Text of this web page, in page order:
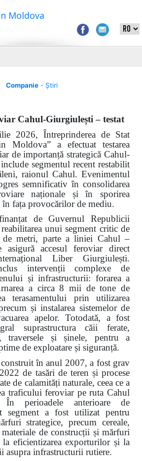
Moldova
Companie- Știri
Cahul-Giurgiulești – testat
2026, Întreprinderea de Stat
Moldova” a efectuat testarea
de importanță strategică Cahul-
segmentul recent restabilit
raionul Cahul. Evenimentul
semnificativ în consolidarea
naționale și în sporirea
în fața provocărilor de mediu.
de Guvernul Republicii
unui segment critic de
metri, parte a liniei Cahul –
asigură accesul feroviar direct
Liber Giurgiulești.
intervenții complexe de
și infrastructurii: forarea a
a circa 8 mii de tone de
terasamentului prin utilizarea
și instalarea sistemelor de
apelor. Totodată, a fost
suprastructura căii ferate,
traversele și șinele, pentru a
de exploatare și siguranță.
în anul 2007, a fost grav
de tasări de teren și procese
de calamități naturale, ceea ce a
traficului feroviar pe ruta Cahul
perioadele anterioare de
segment a fost utilizat pentru
strategice, precum cereale,
de construcții și mărfuri
eficientizarea exporturilor și la
asupra infrastructurii rutiere.